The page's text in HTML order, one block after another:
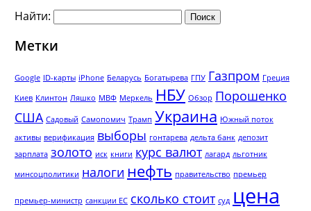
Найти:
Метки
Google ID-карты iPhone Беларусь Богатырева ГПУ Газпром Греция
Киев Клинтон Ляшко МВФ Меркель НБУ Обзор Порошенко
США Садовый Самопомич Трамп Украина Южный поток
активы верификация выборы гонтарева дельта банк депозит
зарплата золото иск книги курс валют лагард льготник
минсоцполитики налоги нефть правительство премьер
премьер-министр санкции ЕС сколько стоит суд цена